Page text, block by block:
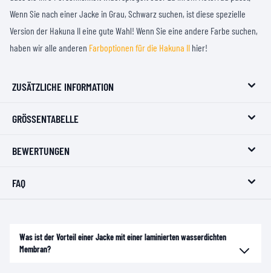
Wenn Sie nach einer Jacke in Grau, Schwarz suchen, ist diese spezielle
Version der Hakuna II eine gute Wahl! Wenn Sie eine andere Farbe suchen,
haben wir alle anderen Farboptionen für die Hakuna II hier!
ZUSÄTZLICHE INFORMATION
GRÖSSENTABELLE
BEWERTUNGEN
FAQ
Was ist der Vorteil einer Jacke mit einer laminierten wasserdichten
Membran?